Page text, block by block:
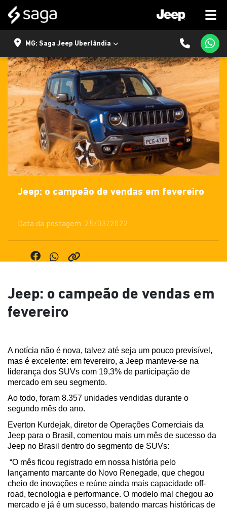
MG: Saga Jeep Uberlândia
Jeep: o campeão de vendas em fevereiro
Data da postagem: 25/03/2022
Jeep: o campeão de vendas em
fevereiro
A notícia não é nova, talvez até seja um pouco previsível,
mas é excelente: em fevereiro, a Jeep manteve-se na
liderança dos SUVs com 19,3% de participação de
mercado em seu segmento.
Ao todo, foram 8.357 unidades vendidas durante o
segundo mês do ano.
Everton Kurdejak, diretor de Operações Comerciais da
Jeep para o Brasil, comentou mais um mês de sucesso da
Jeep no Brasil dentro do segmento de SUVs:
“O mês ficou registrado em nossa história pelo
lançamento marcante do Novo Renegade, que chegou
cheio de inovações e reúne ainda mais capacidade off-
road, tecnologia e performance. O modelo mal chegou ao
mercado e já é um sucesso, batendo marcas históricas de